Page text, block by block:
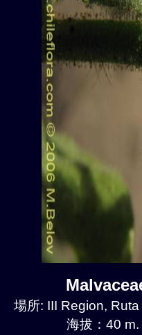
場所: III Region,
海拔：40